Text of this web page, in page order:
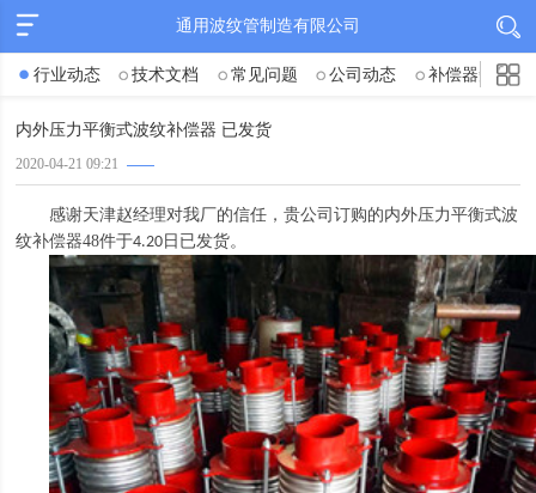
通用波纹管制造有限公司
行业动态 技术文档 常见问题 公司动态 补偿器知识
内外压力平衡式波纹补偿器 已发货
2020-04-21 09:21
感谢天津赵经理对我厂的信任，贵公司订购的内外压力平衡式波
纹补偿器48件于4.20 日已发货。